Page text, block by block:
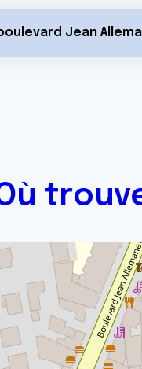
Jean